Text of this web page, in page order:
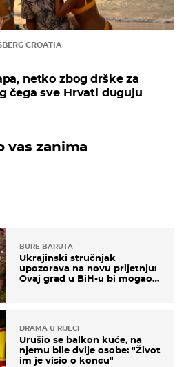
CROATIA
netko zbog drške za
čega sve Hrvati duguju
vas zanima
BURE BARUTA
Ukrajinski stručnjak
upozorava na novu prijetnju:
Ovaj grad u BiH-u bi mogao
DRAMA U RIJECI
Urušio se balkon kuće, na
njemu bile dvije osobe: "Život
im je visio o koncu"